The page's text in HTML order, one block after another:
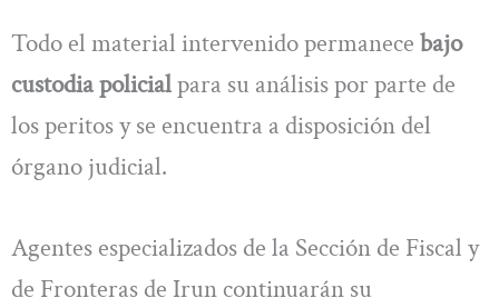
Todo el material intervenido permanece bajo
custodia policialpara su análisis por parte de
los peritos y se encuentra a disposición del
órgano judicial.
Agentes especializados de la Sección de Fiscal y
de Fronteras de Irun continuarán su